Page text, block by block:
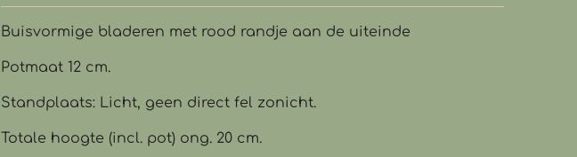
Buisvormige bladeren met rood randje aan de uiteinde
Potmaat 12 cm.
Standplaats: Licht, geen direct fel zonicht.
Totale hoogte (incl. pot) ong. 20 cm.